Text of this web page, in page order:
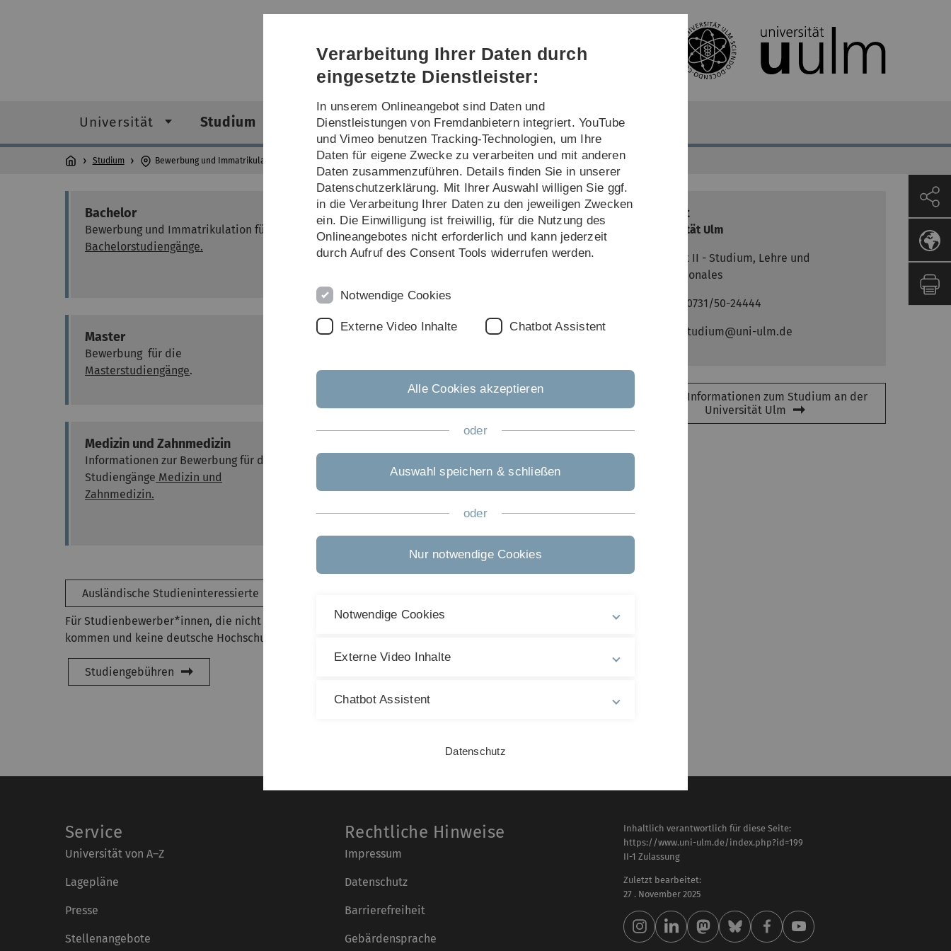
Direkt
Direkt
Direkt
(Sprache,
Drucken,
Social
Direkt
Direkt
Universität Studium Forschung Transfer
Studium Bewerbung und Immatrikulation
Bachelor
Bewerbung und Immatrikulation für die
Bachelorstudiengänge.
Master
Bewerbung für die
Masterstudiengänge.
Medizin und Zahnmedizin
Informationen zur Bewerbung für die
Studiengänge Medizin und
Zahnmedizin.
Höhere Fachsemester
Bewerbung für höhere Fachsemester
für
deutsche und ausländische
Weitere Promotionen
Außerkapazitärer Antrag
Losverfahren
Hochschulzugang ohne Abitur
Studienplatztausch
Kontakt
Universität Ulm
Dezernat II - Studium, Lehre und
Internationales
Telefon: 0731/50-24444
E-Mail: studium@uni-ulm.de
Aktuelle Informationen zum Studium an der
Universität Ulm
Ausländische Studieninteressierte
Für Studienbewerber*innen, die nicht aus einem EU-Land oder dem Europäischen Wirtschaftsraum
kommen und keine deutsche Hochschulzugangsberechtigung (Abitur) haben.
Studiengebühren
Service
Universität von A–Z
Lagepläne
Presse
Stellenangebote
Rechtliche Hinweise
Impressum
Datenschutz
Barrierefreiheit
Gebärdensprache
Inhaltlich verantwortlich für diese Seite:
https://www.uni-ulm.de/index.php?id=199
II-1 Zulassung
Zuletzt bearbeitet:
27 . November 2025
Verarbeitung Ihrer Daten durch
eingesetzte Dienstleister:
In unserem Onlineangebot sind Daten und
Dienstleistungen von Fremdanbietern integriert. YouTube
und Vimeo benutzen Tracking-Technologien, um Ihre
Daten für eigene Zwecke zu verarbeiten und mit anderen
Daten zusammenzuführen. Details finden Sie in unserer
Datenschutzerklärung. Mit Ihrer Auswahl willigen Sie ggf.
in die Verarbeitung Ihrer Daten zu den jeweiligen Zwecken
ein. Die Einwilligung ist freiwillig, für die Nutzung des
Onlineangebotes nicht erforderlich und kann jederzeit
durch Aufruf des Consent Tools widerrufen werden.
Notwendige Cookies
Externe Video Inhalte Chatbot Assistent
Alle Cookies akzeptieren
oder
Auswahl speichern & schließen
oder
Nur notwendige Cookies
Notwendige Cookies
Externe Video Inhalte
Chatbot Assistent
Datenschutz